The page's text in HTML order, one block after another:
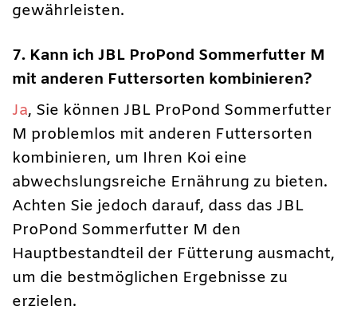
gewährleisten.
7. Kann ich JBL ProPond Sommerfutter M
mit anderen Futtersorten kombinieren?
Ja, Sie können JBL ProPond Sommerfutter
M problemlos mit anderen Futtersorten
kombinieren, um Ihren Koi eine
abwechslungsreiche Ernährung zu bieten.
Achten Sie jedoch darauf, dass das JBL
ProPond Sommerfutter M den
Hauptbestandteil der Fütterung ausmacht,
um die bestmöglichen Ergebnisse zu
erzielen.